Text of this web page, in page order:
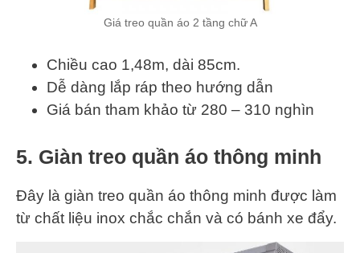
Giá treo quần áo 2 tầng chữ A
Chiều cao 1,48m, dài 85cm.
Dễ dàng lắp ráp theo hướng dẫn
Giá bán tham khảo từ 280 – 310 nghìn
5. Giàn treo quần áo thông minh
Đây là giàn treo quần áo thông minh được làm
từ chất liệu inox chắc chắn và có bánh xe đẩy.